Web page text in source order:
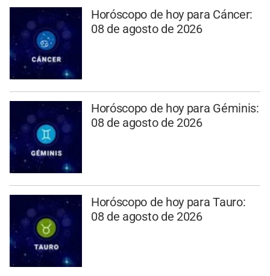
Horóscopo de hoy para Cáncer:
08 de agosto de 2026
Horóscopo de hoy para Géminis:
08 de agosto de 2026
Horóscopo de hoy para Tauro:
08 de agosto de 2026